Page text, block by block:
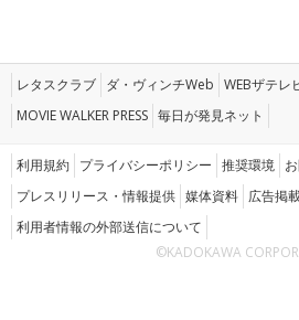
レタスクラブ ダ・ヴィンチWeb WEBザテレ
MOVIE WALKER PRESS 毎日が発見ネット
利用規約 プライバシーポリシー 推奨環境
プレスリリース・情報提供 媒体資料 広告掲
利用者情報の外部送信について
©KADOKAWA